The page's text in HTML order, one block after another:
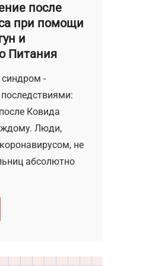
после
при помощи
и
Питания
-
Ковида
Люди,
не
абсолютно